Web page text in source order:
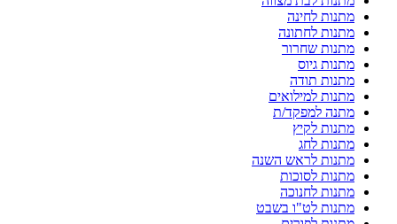
מתנות לחינה
מתנות לחתונה
מתנות שחרור
מתנות גיוס
מתנות תודה
מתנות למילואים
מתנה למפקד/ת
מתנות לקיץ
מתנות לחג
מתנות לראש השנה
מתנות לסוכות
מתנות לחנוכה
מתנות לט"ו בשבט